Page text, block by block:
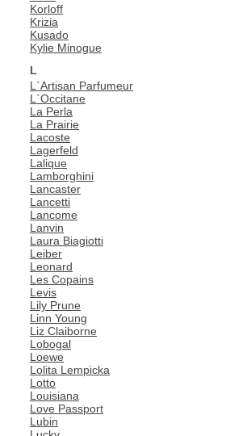
Korloff
Krizia
Kusado
Kylie Minogue
L
L`Artisan Parfumeur
L`Occitane
La Perla
La Prairie
Lacoste
Lagerfeld
Lalique
Lamborghini
Lancaster
Lancetti
Lancome
Lanvin
Laura Biagiotti
Leiber
Leonard
Les Copains
Levis
Lily Prune
Linn Young
Liz Claiborne
Lobogal
Loewe
Lolita Lempicka
Lotto
Louisiana
Love Passport
Lubin